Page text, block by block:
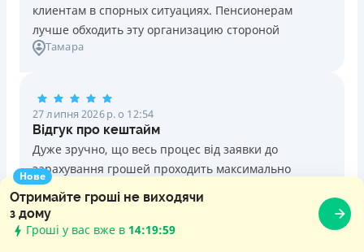
Нове
Отримайте гроші не виходячи
з дому
Гроші у вас вже в 14:20:01
клиентам в спорных ситуациях. Пенсионерам
лучше обходить эту организацию стороной
Тамара
27 липня 2026 р. о 12:54
Відгук про кештайм
Дуже зручно, що весь процес від заявки до
зарахування грошей проходить максимально
оперативно. Не треба розлучатися зі своєю
машиною, вона залишається на руках. Окремо хочу
відзначити роботу служби підтримки: терпляче